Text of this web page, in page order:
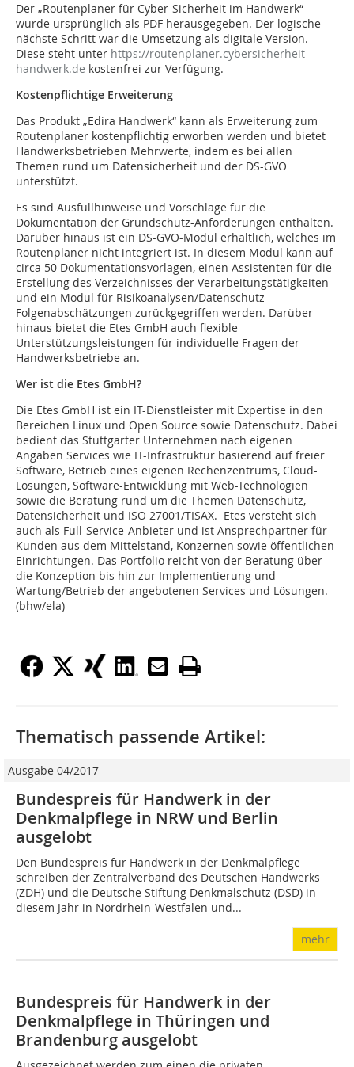
Der „Routenplaner für Cyber-Sicherheit im Handwerk“
wurde ursprünglich als PDF herausgegeben. Der logische
nächste Schritt war die Umsetzung als digitale Version.
Diese steht unter https://routenplaner.cybersicherheit-
handwerk.de kostenfrei zur Verfügung.
Kostenpflichtige Erweiterung
Das Produkt „Edira Handwerk“ kann als Erweiterung zum
Routenplaner kostenpflichtig erworben werden und bietet
Handwerksbetrieben Mehrwerte, indem es bei allen
Themen rund um Datensicherheit und der DS-GVO
unterstützt.
Es sind Ausfüllhinweise und Vorschläge für die
Dokumentation der Grundschutz-Anforderungen enthalten.
Darüber hinaus ist ein DS-GVO-Modul erhältlich, welches im
Routenplaner nicht integriert ist. In diesem Modul kann auf
circa 50 Dokumentationsvorlagen, einen Assistenten für die
Erstellung des Verzeichnisses der Verarbeitungstätigkeiten
und ein Modul für Risikoanalysen/Datenschutz-
Folgenabschätzungen zurückgegriffen werden. Darüber
hinaus bietet die Etes GmbH auch flexible
Unterstützungsleistungen für individuelle Fragen der
Handwerksbetriebe an.
Wer ist die Etes GmbH?
Die Etes GmbH ist ein IT-Dienstleister mit Expertise in den
Bereichen Linux und Open Source sowie Datenschutz. Dabei
bedient das Stuttgarter Unternehmen nach eigenen
Angaben Services wie IT-Infrastruktur basierend auf freier
Software, Betrieb eines eigenen Rechenzentrums, Cloud-
Lösungen, Software-Entwicklung mit Web-Technologien
sowie die Beratung rund um die Themen Datenschutz,
Datensicherheit und ISO 27001/TISAX. Etes versteht sich
auch als Full-Service-Anbieter und ist Ansprechpartner für
Kunden aus dem Mittelstand, Konzernen sowie öffentlichen
Einrichtungen. Das Portfolio reicht von der Beratung über
die Konzeption bis hin zur Implementierung und
Wartung/Betrieb der angebotenen Services und Lösungen.
(bhw/ela)
Thematisch passende Artikel:
Ausgabe 04/2017
Bundespreis für Handwerk in der
Denkmalpflege in NRW und Berlin
ausgelobt
Den Bundespreis für Handwerk in der Denkmalpflege
schreiben der Zentralverband des Deutschen Handwerks
(ZDH) und die Deutsche Stiftung Denkmalschutz (DSD) in
diesem Jahr in Nordrhein-West­falen und...
mehr
Bundespreis für Handwerk in der
Denkmalpflege in Thüringen und
Brandenburg ausgelobt